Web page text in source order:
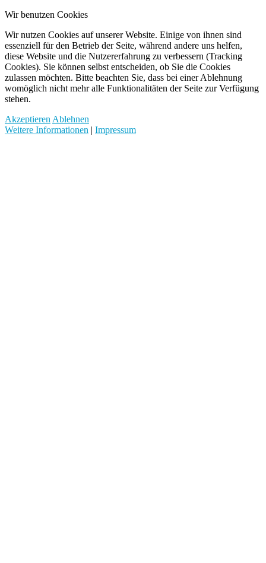
Wir benutzen Cookies
Wir nutzen Cookies auf unserer Website. Einige von ihnen sind
essenziell für den Betrieb der Seite, während andere uns helfen,
diese Website und die Nutzererfahrung zu verbessern (Tracking
Cookies). Sie können selbst entscheiden, ob Sie die Cookies
zulassen möchten. Bitte beachten Sie, dass bei einer Ablehnung
womöglich nicht mehr alle Funktionalitäten der Seite zur Verfügung
stehen.
Akzeptieren Ablehnen
Weitere Informationen | Impressum